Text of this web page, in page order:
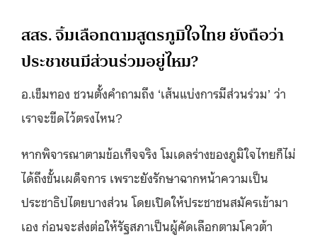
สสร. จิ้มเลือกตามสูตรภูมิใจไทย ยังถือว่า
ประชาชนมีส่วนร่วมอยู่ไหม?
อ.เข็มทอง ชวนตั้งคำถามถึง ‘เส้นแบ่งการมีส่วนร่วม’ ว่า
เราจะขีดไว้ตรงไหน?
หากพิจารณาตามข้อเท็จจริง โมเดลร่างของภูมิใจไทยก็ไม่
ได้ถึงขั้นเผด็จการ เพราะยังรักษาฉากหน้าความเป็น
ประชาธิปไตยบางส่วน โดยเปิดให้ประชาชนสมัครเข้ามา
เอง ก่อนจะส่งต่อให้รัฐสภาเป็นผู้คัดเลือกตามโควต้า